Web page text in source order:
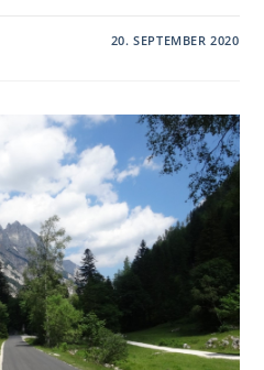
20. SEPTEMBER 2020